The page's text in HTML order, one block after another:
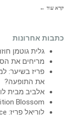
קרא עוד ←
כתבות אחרונות
גלית גוטמן
מריחים את הסוף: 46% יפסלו אתכם על
פריז בשיער:
את התופעה?
אלביב מבית
Blossom
לוריאל פריז: Infallible Laque Resistance